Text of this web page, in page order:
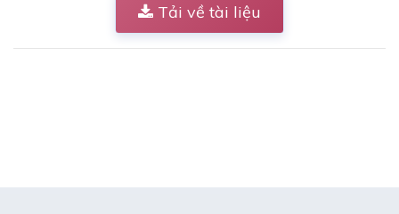
Tải về tài liệu